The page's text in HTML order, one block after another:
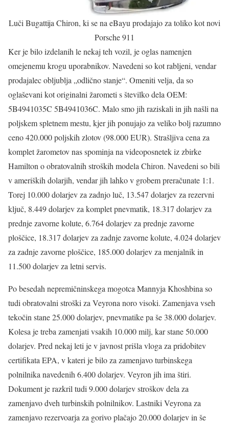
Luči Bugattija Chiron, ki se na eBayu prodajajo za toliko kot novi
Porsche 911
Ker je bilo izdelanih le nekaj teh vozil, je oglas namenjen
omejenemu krogu uporabnikov. Navedeni so kot rabljeni, vendar
prodajalec obljublja „odlično stanje“. Omeniti velja, da so
oglaševani kot originalni žarometi s številko dela OEM:
5B4941035C 5B4941036C. Malo smo jih raziskali in jih našli na
poljskem spletnem mestu, kjer jih ponujajo za veliko bolj razumno
ceno 420.000 poljskih zlotov (98.000 EUR). Strašljiva cena za
komplet žarometov nas spominja na videoposnetek iz zbirke
Hamilton o obratovalnih stroških modela Chiron. Navedeni so bili
v ameriških dolarjih, vendar jih lahko v grobem preračunate 1:1.
Torej 10.000 dolarjev za zadnjo luč, 13.547 dolarjev za rezervni
ključ, 8.449 dolarjev za komplet pnevmatik, 18.317 dolarjev za
prednje zavorne kolute, 6.764 dolarjev za prednje zavorne
ploščice, 18.317 dolarjev za zadnje zavorne kolute, 4.024 dolarjev
za zadnje zavorne ploščice, 185.000 dolarjev za menjalnik in
11.500 dolarjev za letni servis.
Po besedah nepremičninskega mogotca Mannyja Khoshbina so
tudi obratovalni stroški za Veyrona noro visoki. Zamenjava vseh
tekočin stane 25.000 dolarjev, pnevmatike pa še 38.000 dolarjev.
Kolesa je treba zamenjati vsakih 10.000 milj, kar stane 50.000
dolarjev. Pred nekaj leti je v javnost prišla vloga za pridobitev
certifikata EPA, v kateri je bilo za zamenjavo turbinskega
polnilnika navedenih 6.400 dolarjev. Veyron jih ima štiri.
Dokument je razkril tudi 9.000 dolarjev stroškov dela za
zamenjavo dveh turbinskih polnilnikov. Lastniki Veyrona za
zamenjavo rezervoarja za gorivo plačajo 20.000 dolarjev in še